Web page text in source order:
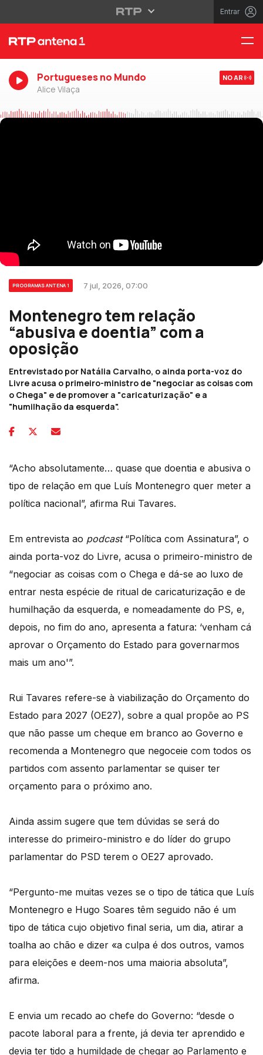
Entrar
Portugueses no Mundo
Alice Vilaça
NO AR
PROGRAMAS ANTENA 1 7 jul, 2026, 07:00
Montenegro tem relação
“abusiva e doentia” com a
oposição
Entrevistado por Natália Carvalho, o ainda porta-voz do
Livre acusa o primeiro-ministro de "negociar as coisas com
o Chega" e de promover a "caricaturização" e a
"humilhação da esquerda".
“Acho absolutamente… quase que doentia e abusiva o
tipo de relação em que Luís Montenegro quer meter a
política nacional”, afirma Rui Tavares.
Em entrevista ao podcast“Política com Assinatura”, o
ainda porta-voz do Livre, acusa o primeiro-ministro de
“negociar as coisas com o Chega e dá-se ao luxo de
entrar nesta espécie de ritual de caricaturização e de
humilhação da esquerda, e nomeadamente do PS, e,
depois, no fim do ano, apresenta a fatura: ‘venham cá
aprovar o Orçamento do Estado para governarmos
mais um ano'”.
Rui Tavares refere-se à viabilização do Orçamento do
Estado para 2027 (OE27), sobre a qual propõe ao PS
que não passe um cheque em branco ao Governo e
recomenda a Montenegro que negoceie com todos os
partidos com assento parlamentar se quiser ter
orçamento para o próximo ano.
Ainda assim sugere que tem dúvidas se será do
interesse do primeiro-ministro e do líder do grupo
parlamentar do PSD terem o OE27 aprovado.
“Pergunto-me muitas vezes se o tipo de tática que Luís
Montenegro e Hugo Soares têm seguido não é um
tipo de tática cujo objetivo final seria, um dia, atirar a
toalha ao chão e dizer «a culpa é dos outros, vamos
para eleições e deem-nos uma maioria absoluta”,
afirma.
E envia um recado ao chefe do Governo: “desde o
pacote laboral para a frente, já devia ter aprendido e
devia ter tido a humildade de chegar ao Parlamento e